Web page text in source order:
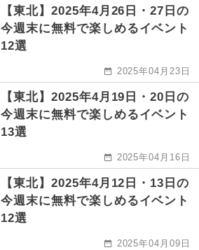
【東北】2025年4月26日・27日の
今週末に無料で楽しめるイベント
12選
2025年04月23日
【東北】2025年4月19日・20日の
今週末に無料で楽しめるイベント
13選
2025年04月16日
【東北】2025年4月12日・13日の
今週末に無料で楽しめるイベント
12選
2025年04月09日